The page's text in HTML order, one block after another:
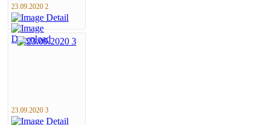
23.09.2020 2
23.09.2020 3